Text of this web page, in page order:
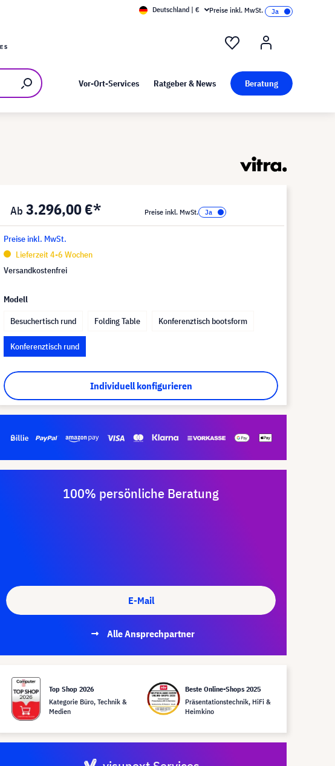
Kunst bei visunext
Deutschland | € Preise inkl. MwSt.
Vor-Ort-Services Ratgeber & News Beratung
3.296,00 €* Preise inkl. MwSt.
Preise inkl. MwSt.
Lieferzeit 4-6 Wochen
Versandkostenfrei
Modell
Besuchertisch rund
Folding Table Konferenztisch bootsform
Konferenztisch rund
Individuell konfigurieren
100% persönliche Beratung
E-Mail
Alle Ansprechpartner
Top Shop 2026
Kategorie Büro, Technik &
Medien
Beste Online-Shops 2025
Präsentationstechnik, HiFi &
Heimkino